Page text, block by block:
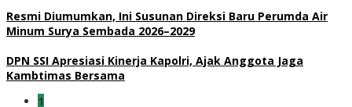
Resmi Diumumkan, Ini Susunan Direksi Baru Perumda Air
Minum Surya Sembada 2026–2029
DPN SSI Apresiasi Kinerja Kapolri, Ajak Anggota Jaga
Kambtimas Bersama
1